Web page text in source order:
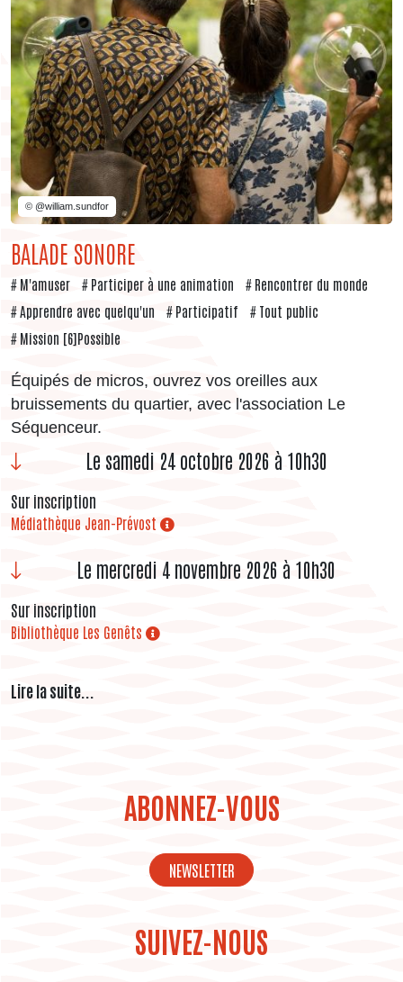
© @william.sundfor
BALADE SONORE
M'amuser Participer à une animation
Rencontrer du monde
Apprendre avec quelqu'un
Participatif
Tout public
Mission [6]Possible
Équipés de micros, ouvrez vos oreilles aux
bruissements du quartier, avec l'association Le
Séquenceur.
Le samedi 24 octobre 2026 à 10h30
Sur inscription
Médiathèque Jean-Prévost
Le mercredi 4 novembre 2026 à 10h30
Sur inscription
Bibliothèque Les Genêts
Lire la suite...
ABONNEZ-VOUS
NEWSLETTER
SUIVEZ-NOUS